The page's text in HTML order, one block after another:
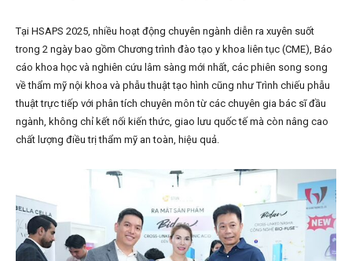
Tại HSAPS 2025, nhiều hoạt động chuyên ngành diễn ra xuyên suốt
trong 2 ngày bao gồm Chương trình đào tạo y khoa liên tục (CME), Báo
cáo khoa học và nghiên cứu lâm sàng mới nhất, các phiên song song
về thẩm mỹ nội khoa và phẫu thuật tạo hình cũng như Trình chiếu phẫu
thuật trực tiếp với phân tích chuyên môn từ các chuyên gia bác sĩ đầu
ngành, không chỉ kết nối kiến thức, giao lưu quốc tế mà còn nâng cao
chất lượng điều trị thẩm mỹ an toàn, hiệu quả.